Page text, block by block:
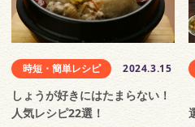
時短・簡単レシピ 2024.3.15
しょうが好きにはたまらない！
人気レシピ22選！